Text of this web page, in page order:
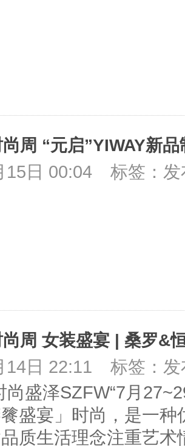
15日 00:04 标签：
周 女装盛宴 | 桑罗&
14日 22:11
标签：
尚盛泽SZFW“7月
盛宴」时尚，是一
质生活理念注重艺